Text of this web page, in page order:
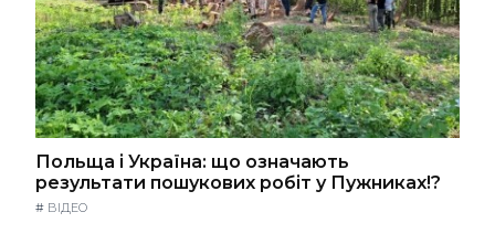
Польща і Україна: що означають
результати пошукових робіт у Пужниках!?
# ВІДЕО